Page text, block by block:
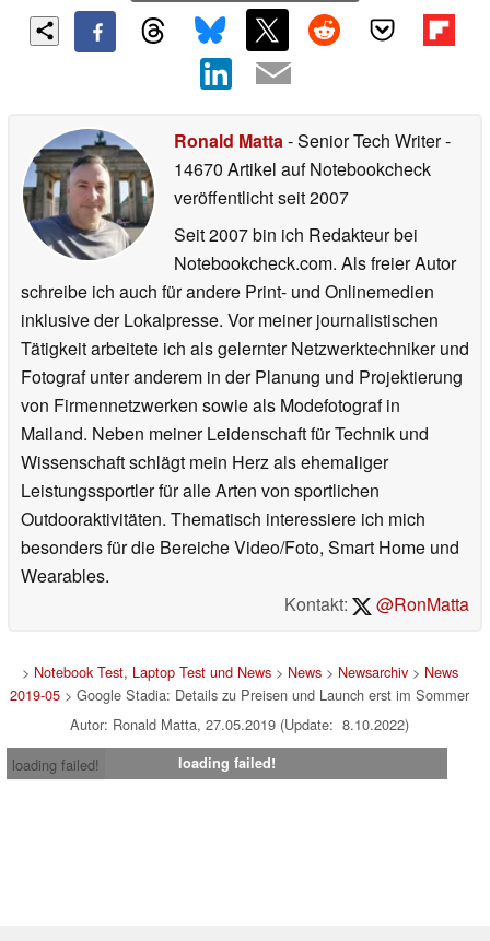
Ronald Matta- Senior Tech Writer-
14670 Artikel auf Notebookcheck
veröffentlichtseit 2007
Seit 2007 bin ich Redakteur bei
Notebookcheck.com. Als freier Autor
schreibe ich auch für andere Print- und Onlinemedien
inklusive der Lokalpresse. Vor meiner journalistischen
Tätigkeit arbeitete ich als gelernter Netzwerktechniker und
Fotograf unter anderem in der Planung und Projektierung
von Firmennetzwerken sowie als Modefotograf in
Mailand. Neben meiner Leidenschaft für Technik und
Wissenschaft schlägt mein Herz als ehemaliger
Leistungssportler für alle Arten von sportlichen
Outdooraktivitäten. Thematisch interessiere ich mich
besonders für die Bereiche Video/Foto, Smart Home und
Wearables.
Kontakt:
@RonMatta
> Notebook Test, Laptop Test und News> News> Newsarchiv> News
2019-05 > Google Stadia: Details zu Preisen und Launch erst im Sommer
Autor: Ronald Matta, 27.05.2019 (Update: 8.10.2022)
loading failed!
loading failed!